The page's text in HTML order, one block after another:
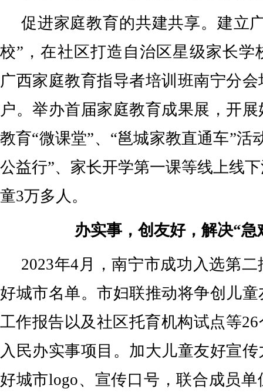
促进家庭教育的共建共享。建立
校”，在社区打造自治区星级家长学
广西家庭教育指导者培训班南宁分
户。举办首届家庭教育成果展，开
教育“微课堂”、“邕城家教直通车”活
公益行”、家长开学第一课等线上线
童3万多人。
办实事，创友好，解决“急
2023年4月，南宁市成功入选第
好城市名单。市妇联推动将争创儿
工作报告以及社区托育机构试点等
入民办实事项目。加大儿童友好宣
好城市logo、宣传口号，联合成员